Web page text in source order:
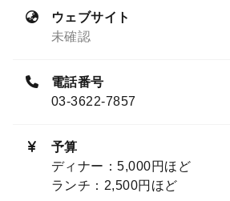
ウェブサイト
未確認
電話番号
03-3622-7857
予算
ディナー：5,000円ほど
ランチ：2,500円ほど